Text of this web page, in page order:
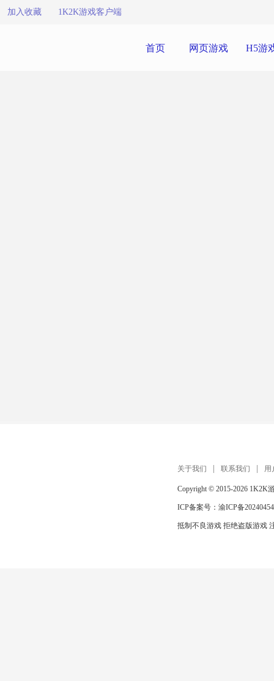
加入收藏 1K2K游戏客户端
首页 网页游戏 H5游
关于我们 联系我们 用
Copyright © 2015-2026 1K2K
ICP备案号： 渝ICP备
抵制不良游戏 拒绝盗版游戏